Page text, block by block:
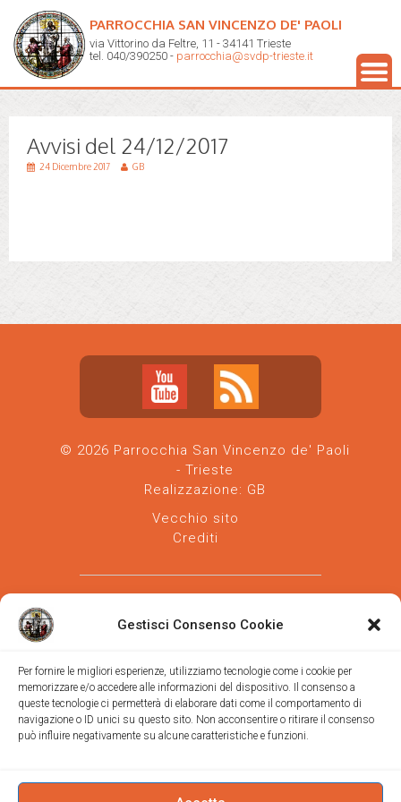
Gestisci Consenso Cookie
Per fornire le migliori esperienze, utilizziamo tecnologie come i cookie per
memorizzare e/o accedere alle informazioni del dispositivo. Il consenso a
queste tecnologie ci permetterà di elaborare dati come il comportamento di
navigazione o ID unici su questo sito. Non acconsentire o ritirare il consenso
può influire negativamente su alcune caratteristiche e funzioni.
PARROCCHIA SAN VINCENZO DE' PAOLI
via Vittorino da Feltre, 11 - 34141 Trieste
tel. 040/390250 - parrocchia@svdp-trieste.it
Avvisi del 24/12/2017
24 Dicembre 2017 GB
© 2026 Parrocchia San Vincenzo de' Paoli
- Trieste
Realizzazione: GB
Vecchio sito
Crediti
Parrocchia san Vincenzo de' Paoli-Diocesi
di Trieste
via Vittorino da Feltre, 11 (chiesa)
Trieste